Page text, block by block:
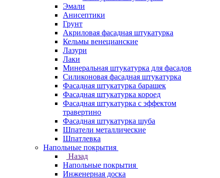
Эмали
Анисептики
Грунт
Акриловая фасадная штукатурка
Кельмы венецианские
Лазури
Лаки
Минеральная штукатурка для фасадов
Силиконовая фасадная штукатурка
Фасадная штукатурка барашек
Фасадная штукатурка короед
Фасадная штукатурка с эффектом
травертино
Фасадная штукатурка шуба
Шпатели металлические
Шпатлевка
Напольные покрытия
Назад
Напольные покрытия
Инженерная доска